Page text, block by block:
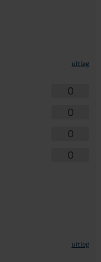
uitleg
uitleg